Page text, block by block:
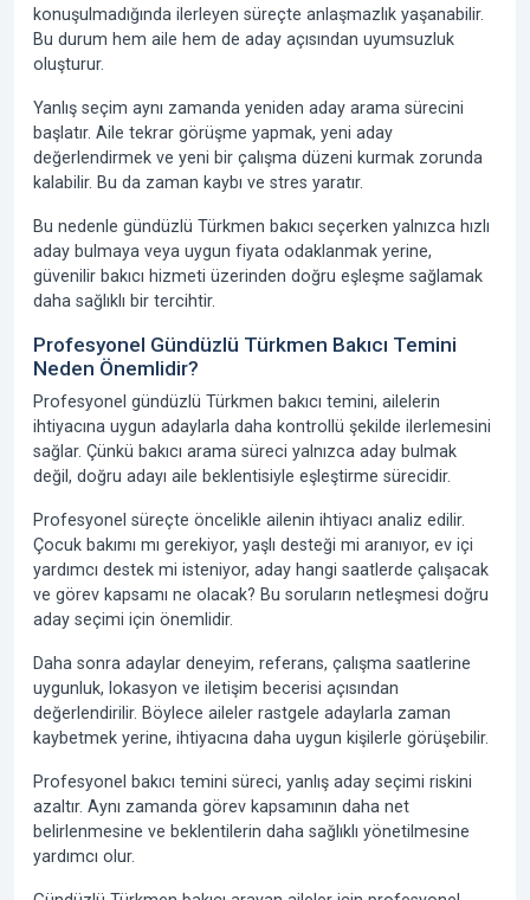
konuşulmadığında ilerleyen süreçte anlaşmazlık yaşanabilir.
Bu durum hem aile hem de aday açısından uyumsuzluk
oluşturur.
Yanlış seçim aynı zamanda yeniden aday arama sürecini
başlatır. Aile tekrar görüşme yapmak, yeni aday
değerlendirmek ve yeni bir çalışma düzeni kurmak zorunda
kalabilir. Bu da zaman kaybı ve stres yaratır.
Bu nedenle gündüzlü Türkmen bakıcı seçerken yalnızca hızlı
aday bulmaya veya uygun fiyata odaklanmak yerine,
güvenilir bakıcı hizmeti üzerinden doğru eşleşme sağlamak
daha sağlıklı bir tercihtir.
Profesyonel Gündüzlü Türkmen Bakıcı Temini
Neden Önemlidir?
Profesyonel gündüzlü Türkmen bakıcı temini, ailelerin
ihtiyacına uygun adaylarla daha kontrollü şekilde ilerlemesini
sağlar. Çünkü bakıcı arama süreci yalnızca aday bulmak
değil, doğru adayı aile beklentisiyle eşleştirme sürecidir.
Profesyonel süreçte öncelikle ailenin ihtiyacı analiz edilir.
Çocuk bakımı mı gerekiyor, yaşlı desteği mi aranıyor, ev içi
yardımcı destek mi isteniyor, aday hangi saatlerde çalışacak
ve görev kapsamı ne olacak? Bu soruların netleşmesi doğru
aday seçimi için önemlidir.
Daha sonra adaylar deneyim, referans, çalışma saatlerine
uygunluk, lokasyon ve iletişim becerisi açısından
değerlendirilir. Böylece aileler rastgele adaylarla zaman
kaybetmek yerine, ihtiyacına daha uygun kişilerle görüşebilir.
Profesyonel bakıcı temini süreci, yanlış aday seçimi riskini
azaltır. Aynı zamanda görev kapsamının daha net
belirlenmesine ve beklentilerin daha sağlıklı yönetilmesine
yardımcı olur.